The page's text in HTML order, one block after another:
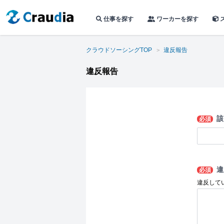
仕事を探す ワーカーを探す
クラウドソーシングTOP 違反報告
違反報告
必須
必須
違反して